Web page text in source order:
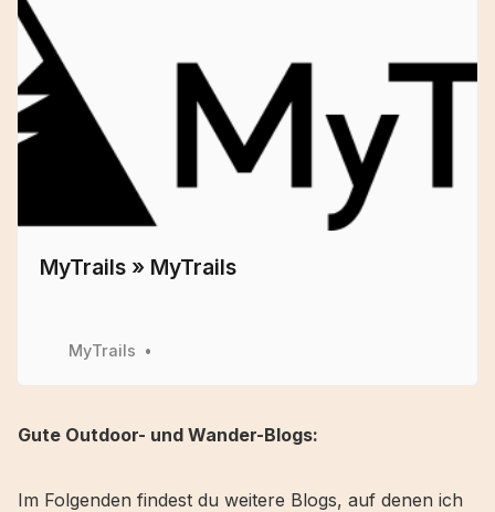
MyTrails » MyTrails
MyTrails
Gute Outdoor- und Wander-Blogs:
Im Folgenden findest du weitere Blogs, auf denen ich